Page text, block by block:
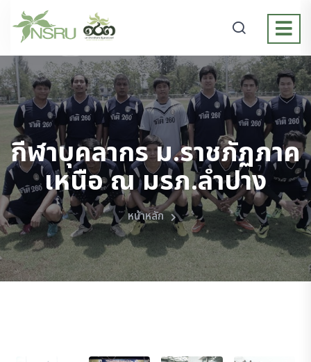
กีฬาบุคลากร ม.ราชภัฏภาค
เหนือ ณ มรภ.ลำปาง
หน้าหลัก